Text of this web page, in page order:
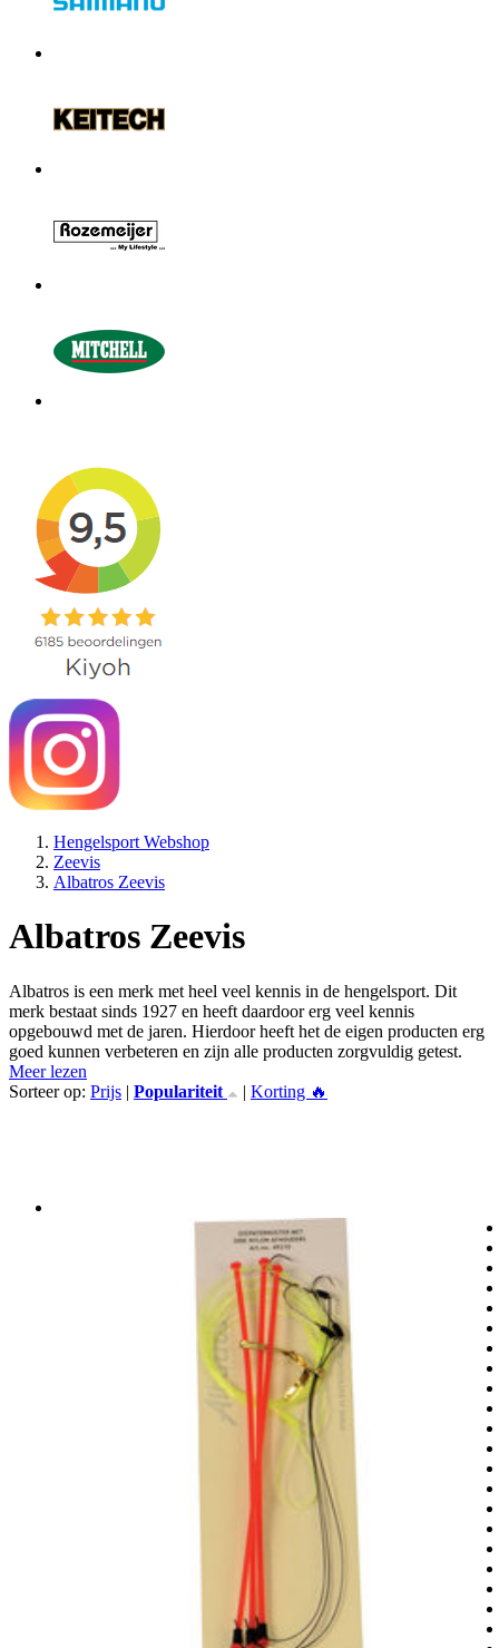
Hengelsport Webshop
Zeevis
Albatros Zeevis
Albatros Zeevis
Albatros is een merk met heel veel kennis in de hengelsport. Dit
merk bestaat sinds 1927 en heeft daardoor erg veel kennis
opgebouwd met de jaren. Hierdoor heeft het de eigen producten erg
goed kunnen verbeteren en zijn alle producten zorgvuldig getest.
Meer lezen
Sorteer op: Prijs | Populariteit | Korting 🔥